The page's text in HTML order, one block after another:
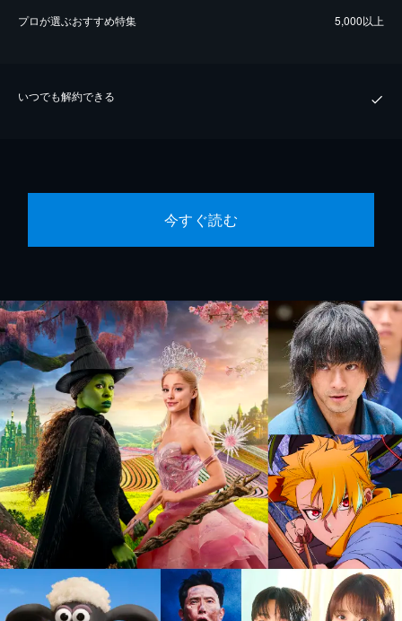
プロが選ぶおすすめ特集 5,000以上
いつでも解約できる
今すぐ読む